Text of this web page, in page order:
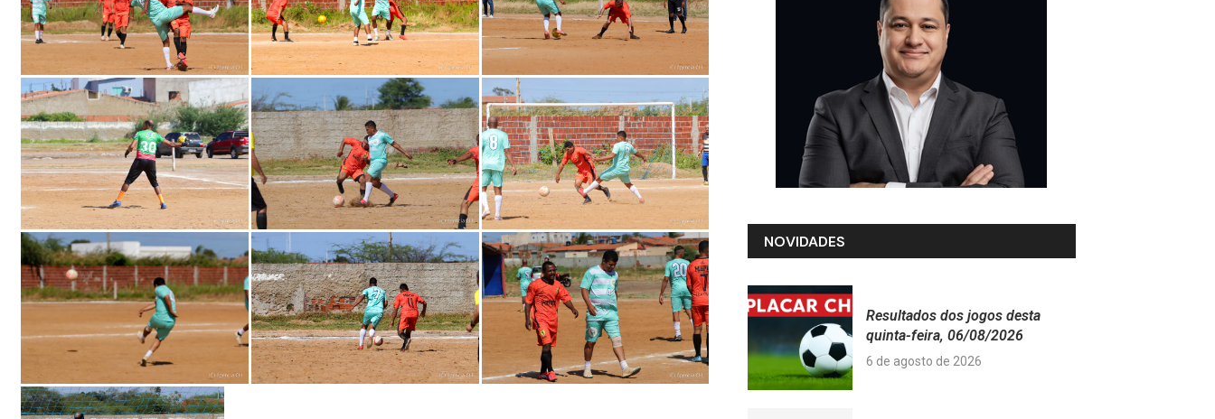
NOVIDADES
Resultados dos jogos desta
quinta-feira, 06/08/2026
6 de agosto de 2026